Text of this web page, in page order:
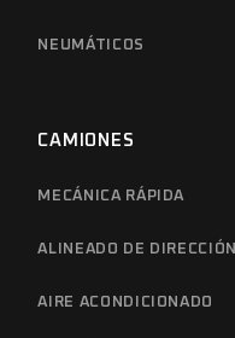
NEUMÁTICOS
CAMIONES
MECÁNICA RÁPIDA
ALINEADO DE DIRECCIÓN
AIRE ACONDICIONADO